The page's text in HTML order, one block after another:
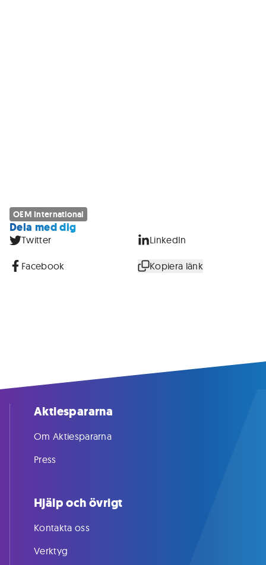
OEM International
Dela med dig
Twitter LinkedIn
Facebook Kopiera länk
Aktiespararna
Om Aktiespararna
Press
Hjälp och övrigt
Kontakta oss
Verktyg